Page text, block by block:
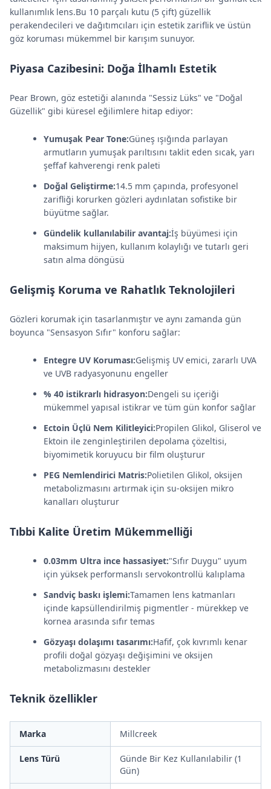
kullanımlık lens.Bu 10 parçalı kutu (5 çift) güzellik
perakendecileri ve dağıtımcıları için estetik zariflik ve üstün
göz koruması mükemmel bir karışım sunuyor.
Piyasa Cazibesini: Doğa İlhamlı Estetik
Pear Brown, göz estetiği alanında "Sessiz Lüks" ve "Doğal
Güzellik" gibi küresel eğilimlere hitap ediyor:
Yumuşak Pear Tone:Güneş ışığında parlayan
armutların yumuşak parıltısını taklit eden sıcak, yarı
şeffaf kahverengi renk paleti
Doğal Geliştirme:14.5 mm çapında, profesyonel
zarifliği korurken gözleri aydınlatan sofistike bir
büyütme sağlar.
Gündelik kullanılabilir avantaj:İş büyümesi için
maksimum hijyen, kullanım kolaylığı ve tutarlı geri
satın alma döngüsü
Gelişmiş Koruma ve Rahatlık Teknolojileri
Gözleri korumak için tasarlanmıştır ve aynı zamanda gün
boyunca "Sensasyon Sıfır" konforu sağlar:
Entegre UV Koruması:Gelişmiş UV emici, zararlı UVA
ve UVB radyasyonunu engeller
% 40 istikrarlı hidrasyon:Dengeli su içeriği
mükemmel yapısal istikrar ve tüm gün konfor sağlar
Ectoin Üçlü Nem Kilitleyici:Propilen Glikol, Gliserol ve
Ektoin ile zenginleştirilen depolama çözeltisi,
biyomimetik koruyucu bir film oluşturur
PEG Nemlendirici Matris:Polietilen Glikol, oksijen
metabolizmasını artırmak için su-oksijen mikro
kanalları oluşturur
Tıbbi Kalite Üretim Mükemmelliği
0.03mm Ultra ince hassasiyet:"Sıfır Duygu" uyum
için yüksek performanslı servokontrollü kalıplama
Sandviç baskı işlemi:Tamamen lens katmanları
içinde kapsüllendirilmiş pigmentler - mürekkep ve
kornea arasında sıfır temas
Gözyaşı dolaşımı tasarımı:Hafif, çok kıvrımlı kenar
profili doğal gözyaşı değişimini ve oksijen
metabolizmasını destekler
Teknik özellikler
Marka Millcreek
Lens Türü
Günde Bir Kez Kullanılabilir (1
Gün)